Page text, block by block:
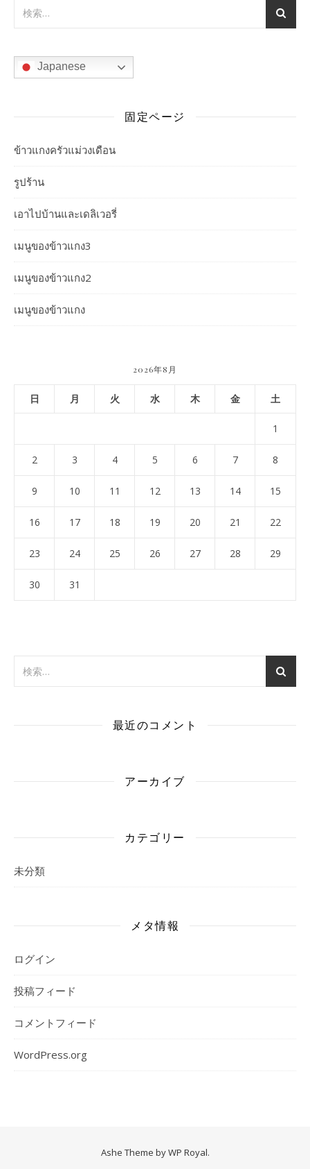
Japanese
固定ページ
ข้าวแกงครัวแม่วงเดือน
รูปร้าน
เอาไปบ้านและเดลิเวอรี่
เมนูของข้าวแกง3
เมนูของข้าวแกง2
เมนูของข้าวแกง
2026年8月
日 月 火 水 木 金 土
1
2 3 4 5 6 7 8
9 10 11 12 13 14 15
16 17 18 19 20 21 22
23 24 25 26 27 28 29
30 31
最近のコメント
アーカイブ
カテゴリー
未分類
メタ情報
ログイン
投稿フィード
コメントフィード
WordPress.org
Ashe Theme byWP Royal.